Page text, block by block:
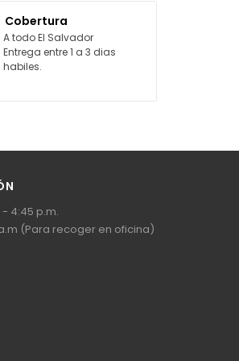
Cobertura
A todo El Salvador
Entrega entre 1 a 3 dias
habiles.
- 4:45 p.m.
a.m (Para recoger en oficina)